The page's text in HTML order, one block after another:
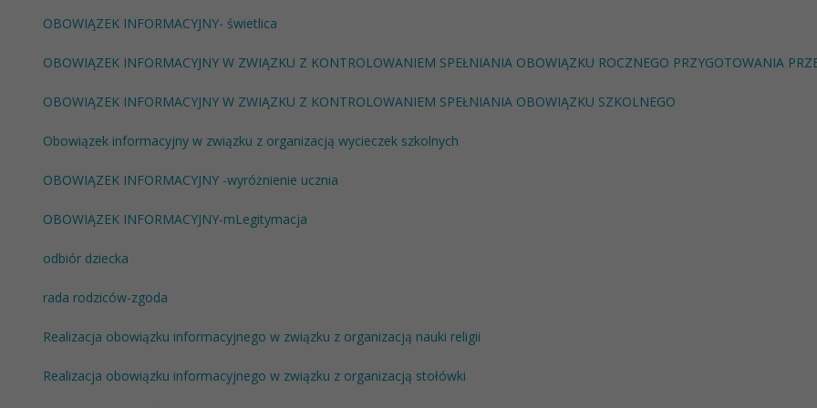
OBOWIĄZEK INFORMACYJNY- świetlica
OBOWIĄZEK INFORMACYJNY W ZWIĄZKU Z KONTROLOWANIEM SPEŁNIANIA OBOWIĄZKU ROCZNEGO PRZYGOTOWANIA
OBOWIĄZEK INFORMACYJNY W ZWIĄZKU Z KONTROLOWANIEM SPEŁNIANIA OBOWIĄZKU SZKOLNEGO
Obowiązek informacyjny w związku z organizacją wycieczek szkolnych
OBOWIĄZEK INFORMACYJNY -wyróżnienie ucznia
OBOWIĄZEK INFORMACYJNY-mLegitymacja
odbiór dziecka
rada rodziców-zgoda
Realizacja obowiązku informacyjnego w związku z organizacją nauki religii
Realizacja obowiązku informacyjnego w związku z organizacją stołówki